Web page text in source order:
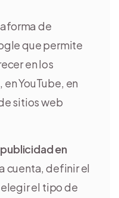
de
que permite
en los
YouTube, en
sitios web
en
cuenta, definir el
el tipo de